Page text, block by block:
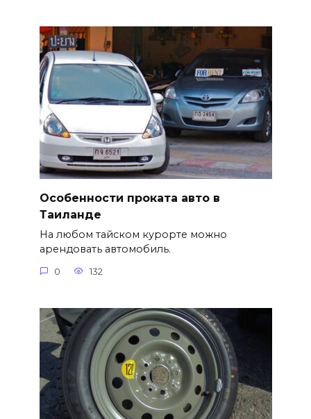
Особенности проката авто в
Таиланде
На любом тайском курорте можно
арендовать автомобиль.
0 132